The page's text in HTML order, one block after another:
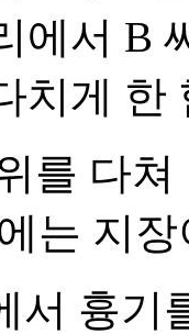
에서 B
치게 한
를 다
는 지
서 흉기